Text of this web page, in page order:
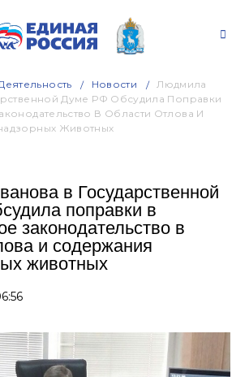
Новости
Людмила
Думе РФ Обсудила Поправки
В Области Отлова И
Животных
в Государственной
поправки в
законодательство в
и содержания
животных